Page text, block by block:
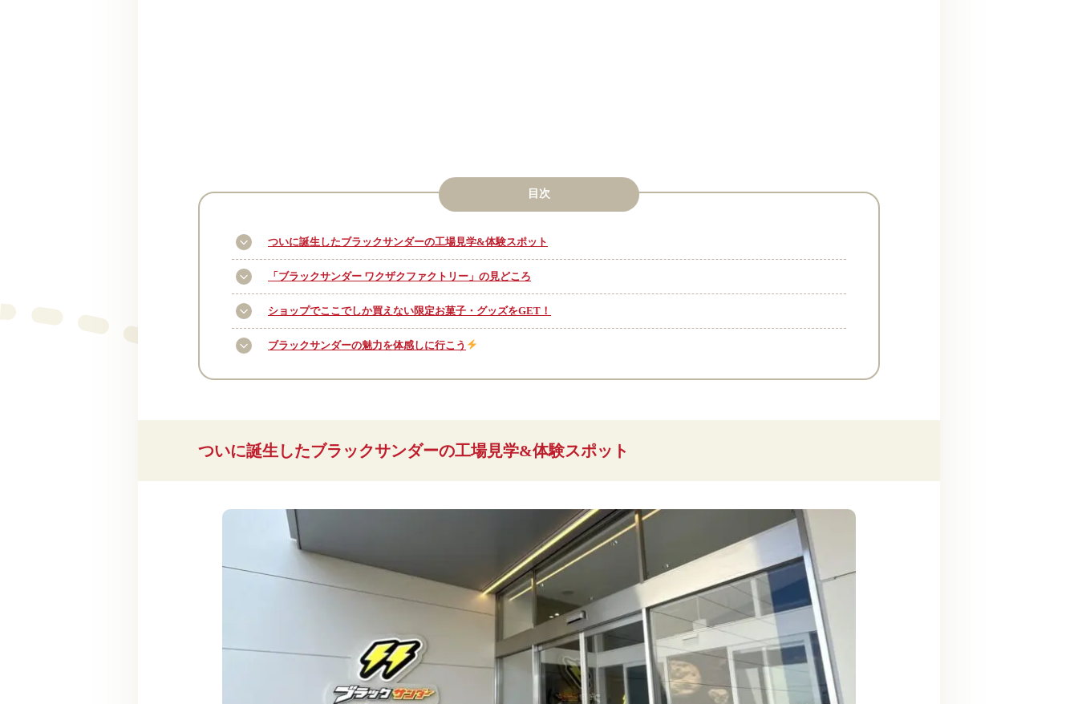
目次
ついに誕生したブラックサンダーの工場見学&体験スポット
「ブラックサンダー ワクザクファクトリー」の見どころ
ショップでここでしか買えない限定お菓子・グッズをGET！
ブラックサンダーの魅力を体感しに行こう
ついに誕生したブラックサンダーの工場見学&体験スポット